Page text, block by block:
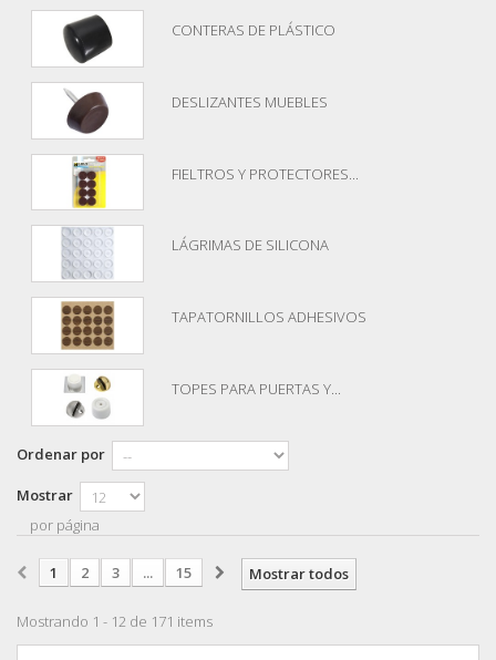
CONTERAS DE PLÁSTICO
DESLIZANTES MUEBLES
FIELTROS Y PROTECTORES...
LÁGRIMAS DE SILICONA
TAPATORNILLOS ADHESIVOS
TOPES PARA PUERTAS Y...
Ordenar por
Mostrar
por página
Mostrar todos
1 2 3 ... 15
Mostrando 1 - 12 de 171 items